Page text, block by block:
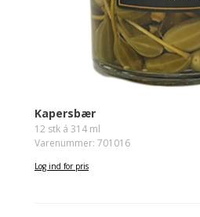
Kapersbær
12 stk á 314 ml
Varenummer: 701016
Log ind for pris